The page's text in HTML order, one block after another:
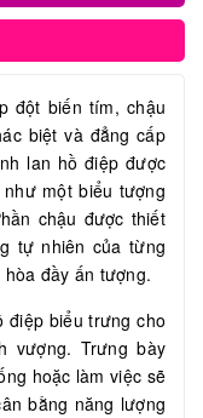
đột biến tím, chậu
biệt và đẳng cấp
lan hồ điệp được
một biểu tượng
chậu được thiết
tự nhiên của từng
đầy ấn tượng.
điệp biểu trưng cho
vượng. Trưng bày
hoặc làm việc sẽ
bằng năng lượng